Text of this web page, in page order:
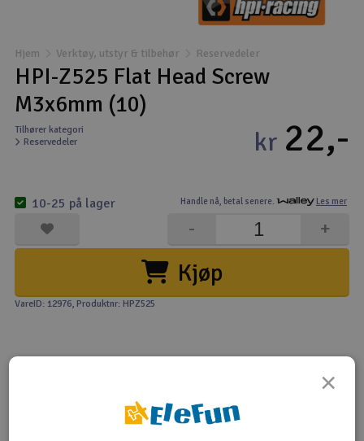
Droner
Droner for FPV
Fly
Helikopter
Kamerautstyr
Modellbygging, LEGO & byggesett
Modelljernbane
Motor & tilbehør
Hjem Verktøy, utstyr & tilbehør Reservedeler
HPI-Z525 Flat Head Screw
M3x6mm (10)
Tilhører kategori
Reservedeler
Handle nå, betal senere. Les mer
kr 22,-
Kjøp
+
-
10-25 på lager
VareID: 12976, Produktnr: HPZ525
Tips en venn Anmeldelser
×